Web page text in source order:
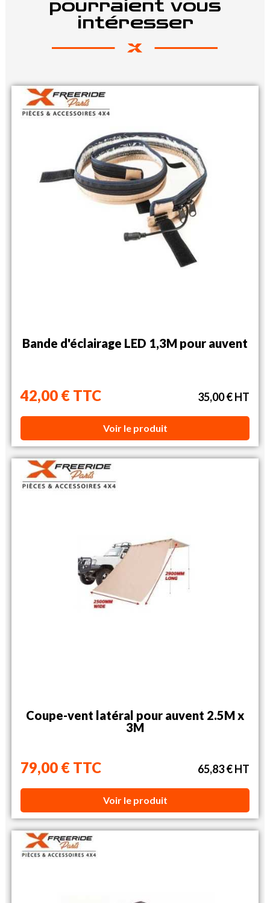
pourraient vous
intéresser
Bande d'éclairage LED 1,3M pour auvent
42,00 € TTC 35,00 € HT
Voir le produit
Coupe-vent latéral pour auvent 2.5M x
3M
79,00 € TTC 65,83 € HT
Voir le produit